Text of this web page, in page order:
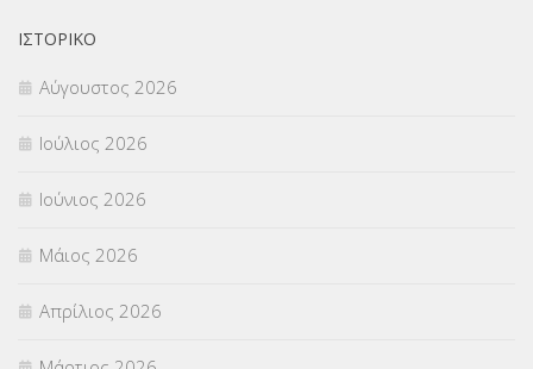
ΟΙΚΟΝΟΜΙΚΑ ΘΕΜΑΤΑ
Π.Ε.Κ. ΗΡΑΚΛΕΙΟΥ
ΠΑΝΕΛΛΑΔΙΚΕΣ ΕΞΕΤΑΣΕΙΣ
ΠΡΟΚΗΡΥΞΕΙΣ
ΣΕΜΙΝΑΡΙΑ – ΗΜΕΡΙΔΕΣ
ΣΕΠ(50)
ΙΣΤΟΡΙΚΌ
Αύγουστος 2026
Ιούλιος 2026
Ιούνιος 2026
Μάιος 2026
Απρίλιος 2026